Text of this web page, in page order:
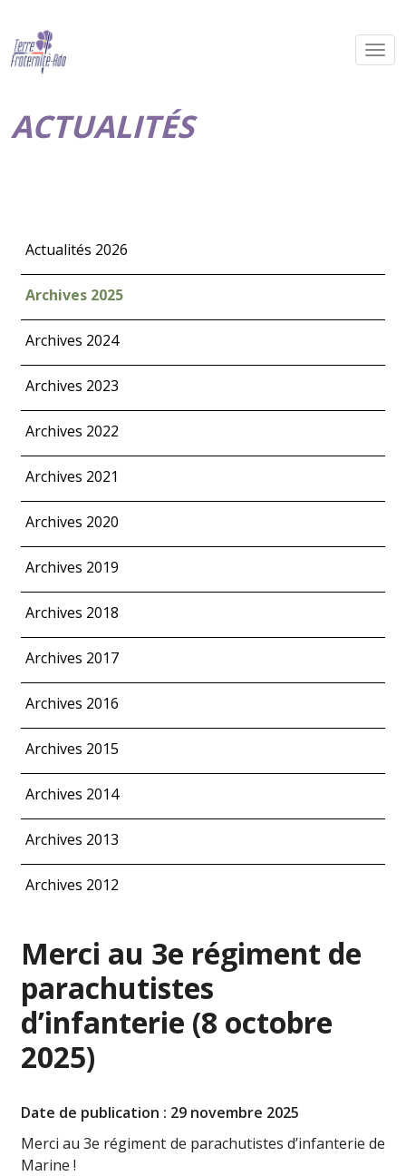
ACTUALITÉS
Actualités 2026
Archives 2025
Archives 2024
Archives 2023
Archives 2022
Archives 2021
Archives 2020
Archives 2019
Archives 2018
Archives 2017
Archives 2016
Archives 2015
Archives 2014
Archives 2013
Archives 2012
Merci au 3e régiment de
parachutistes
d’infanterie (8 octobre
2025)
Date de publication : 29 novembre 2025
Merci au 3e régiment de parachutistes d’infanterie de
Marine !